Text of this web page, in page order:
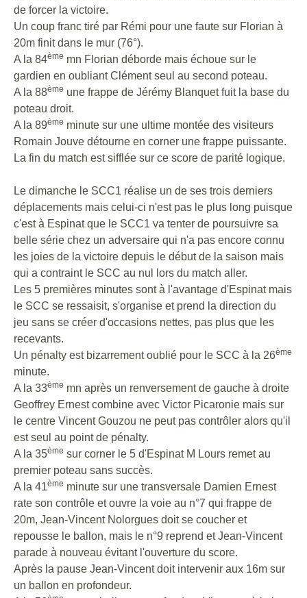
de forcer la victoire.
Un coup franc tiré par Rémi pour une faute sur Florian à
20m finit dans le mur (76°).
A la 84ème mn Florian déborde mais échoue sur le
gardien en oubliant Clément seul au second poteau.
A la 88ème une frappe de Jérémy Blanquet fuit la base du
poteau droit.
A la 89ème minute sur une ultime montée des visiteurs
Romain Jouve détourne en corner une frappe puissante.
La fin du match est sifflée sur ce score de parité logique.
Le dimanche le SCC1 réalise un de ses trois derniers
déplacements mais celui-ci n'est pas le plus long puisque
c'est à Espinat que le SCC1 va tenter de poursuivre sa
belle série chez un adversaire qui n'a pas encore connu
les joies de la victoire depuis le début de la saison mais
qui a contraint le SCC au nul lors du match aller.
Les 5 premières minutes sont à l'avantage d'Espinat mais
le SCC se ressaisit, s'organise et prend la direction du
jeu sans se créer d'occasions nettes, pas plus que les
recevants.
Un pénalty est bizarrement oublié pour le SCC à la 26ème
minute.
A la 33ème mn après un renversement de gauche à droite
Geoffrey Ernest combine avec Victor Picaronie mais sur
le centre Vincent Gouzou ne peut pas contrôler alors qu'il
est seul au point de pénalty.
A la 35ème sur corner le 5 d'Espinat M Lours remet au
premier poteau sans succès.
A la 41ème minute sur une transversale Damien Ernest
rate son contrôle et ouvre la voie au n°7 qui frappe de
20m, Jean-Vincent Nolorgues doit se coucher et
repousse le ballon, mais le n°9 reprend et Jean-Vincent
parade à nouveau évitant l'ouverture du score.
Après la pause Jean-Vincent doit intervenir aux 16m sur
un ballon en profondeur.